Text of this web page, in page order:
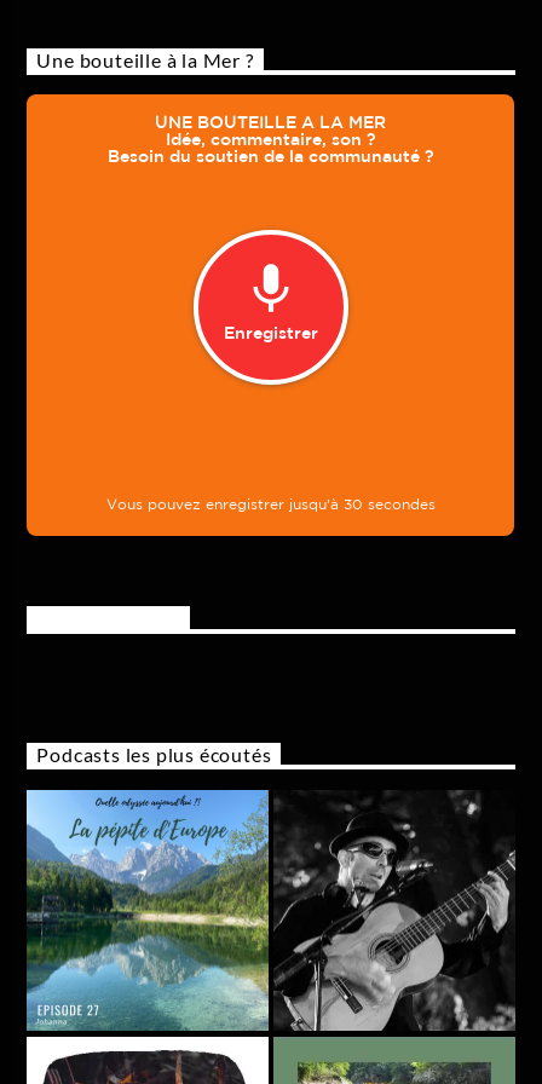
Une bouteille à la Mer ?
Podcasts les plus écoutés